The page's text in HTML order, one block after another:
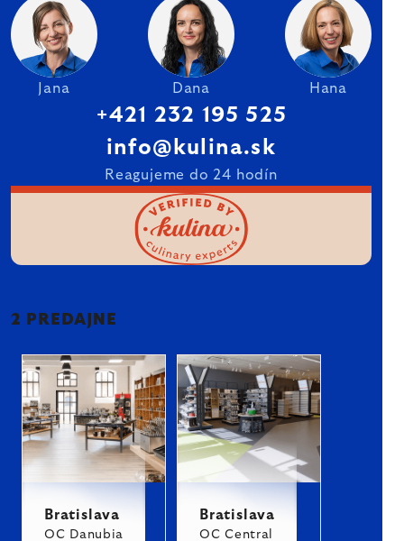
Jana Dana Hana
+421 232 195 525
info@kulina.sk
Reagujeme do 24 hodín
2 PREDAJNE
Bratislava
OC Danubia
Bratislava
OC Central